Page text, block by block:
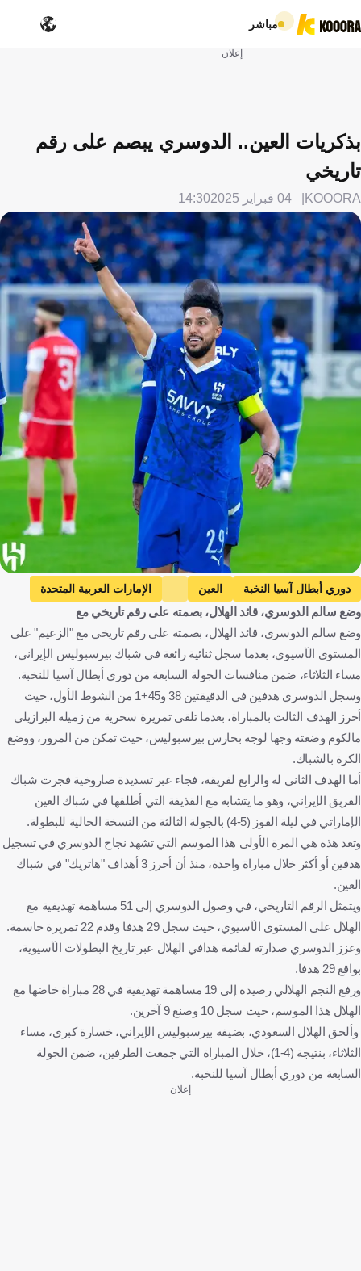
مباشر
إعلان
بذكريات العين.. الدوسري يبصم على رقم
تاريخي
KOOORA 04 فبراير 2025 14:30
دوري أبطال آسيا النخبة العين
الإمارات العربية المتحدة
الهلال
المملكة العربية السعودية برسبوليس
سالم الدوسري
كرة قدم
وضع سالم الدوسري، قائد الهلال، بصمته على رقم تاريخي مع
وضع سالم الدوسري، قائد الهلال، بصمته على رقم تاريخي مع "الزعيم" على
المستوى الآسيوي، بعدما سجل ثنائية رائعة في شباك بيرسبوليس الإيراني،
مساء الثلاثاء، ضمن منافسات الجولة السابعة من دوري أبطال آسيا للنخبة.
وسجل الدوسري هدفين في الدقيقتين 38 و45+1 من الشوط الأول، حيث
أحرز الهدف الثالث بالمباراة، بعدما تلقى تمريرة سحرية من زميله البرازيلي
مالكوم وضعته وجها لوجه بحارس بيرسبوليس، حيث تمكن من المرور، ووضع
الكرة بالشباك.
أما الهدف الثاني له والرابع لفريقه، فجاء عبر تسديدة صاروخية فجرت شباك
الفريق الإيراني، وهو ما يتشابه مع القذيفة التي أطلقها في شباك العين
الإماراتي في ليلة الفوز (5-4) بالجولة الثالثة من النسخة الحالية للبطولة.
وتعد هذه هي المرة الأولى هذا الموسم التي تشهد نجاح الدوسري في تسجيل
هدفين أو أكثر خلال مباراة واحدة، منذ أن أحرز 3 أهداف "هاتريك" في شباك
العين.
ويتمثل الرقم التاريخي، في وصول الدوسري إلى 51 مساهمة تهديفية مع
الهلال على المستوى الآسيوي، حيث سجل 29 هدفا وقدم 22 تمريرة حاسمة.
وعزز الدوسري صدارته لقائمة هدافي الهلال عبر تاريخ البطولات الآسيوية،
بواقع 29 هدفا.
ورفع النجم الهلالي رصيده إلى 19 مساهمة تهديفية في 28 مباراة خاضها مع
الهلال هذا الموسم، حيث سجل 10 وصنع 9 آخرين.
وألحق الهلال السعودي، بضيفه بيرسبوليس الإيراني، خسارة كبرى، مساء
الثلاثاء، بنتيجة (4-1)، خلال المباراة التي جمعت الطرفين، ضمن الجولة
السابعة من دوري أبطال آسيا للنخبة.
إعلان